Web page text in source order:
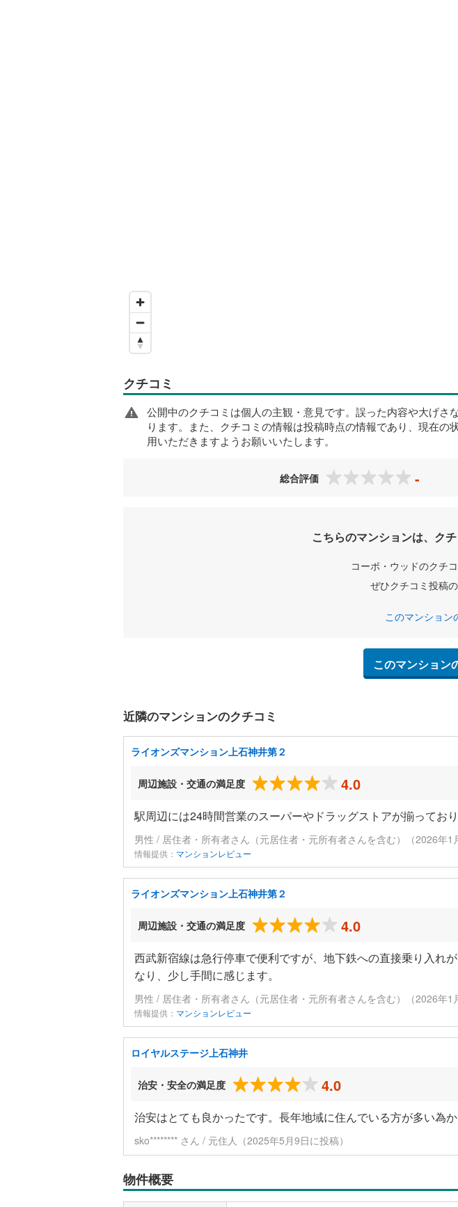
クチコミ
公開中のクチコミは個人の主観・意見です。誤った内容や大げ
ります。また、クチコミの情報は投稿時点の情報であり、現在
用いただきますようお願いいたします。
総合評価 -
こちらのマンションは、ク
コーポ・ウッドのクチ
ぜひクチコミ投稿
このマンション
このマンション
近隣のマンションのクチコミ
ライオンズマンション上石神井第２
周辺施設・交通の満足度 4.0
駅周辺には24時間営業のスーパーやドラッグストアが揃ってお
男性 / 居住者・所有者さん（元居住者・元所有者さんを含む）（2026年1
情報提供： マンションレビュー
ライオンズマンション上石神井第２
周辺施設・交通の満足度 4.0
西武新宿線は急行停車で便利ですが、地下鉄への直接乗り入れ
なり、少し手間に感じます。
男性 / 居住者・所有者さん（元居住者・元所有者さんを含む）（2026年1
情報提供： マンションレビュー
ロイヤルステージ上石神井
治安・安全の満足度 4.0
治安はとても良かったです。長年地域に住んでいる方が多い為
sko******** さん / 元住人（2025年5月9日に投稿）
物件概要